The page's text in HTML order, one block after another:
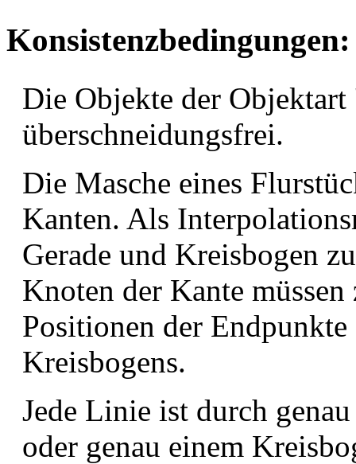
Konsistenzbedingungen:
Die Objekte der
überschneidungsfrei.
Die Masche eines
Kanten. Als
Gerade und Kreisbogen
Knoten der Kante
Positionen der Endpunkte
Kreisbogens.
Jede Linie ist durch
oder genau einem